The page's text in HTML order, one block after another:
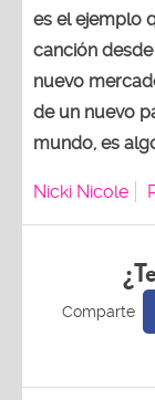
es el ejemplo
canción
nuevo
de un nuevo
mundo, es
Nicki Nicole